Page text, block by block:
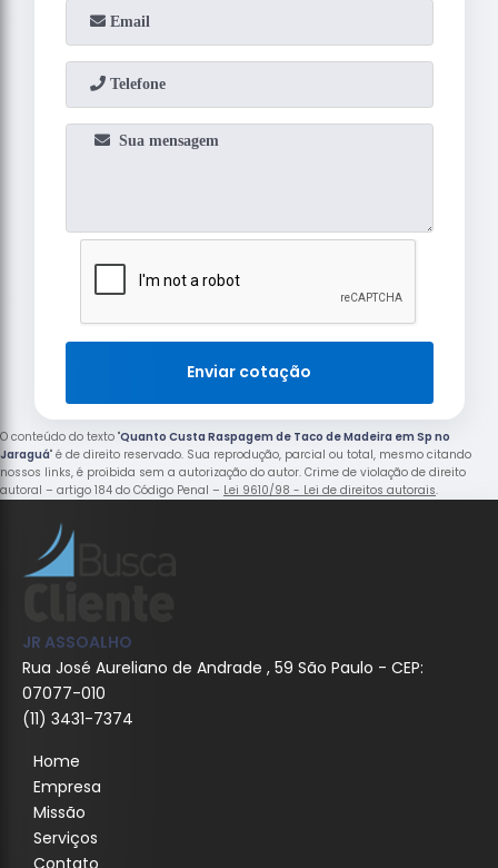
Enviar cotação
O conteúdo do texto "Quanto Custa Raspagem de Taco de Madeira em Sp no
Jaraguá" é de direito reservado. Sua reprodução, parcial ou total, mesmo citando
nossos links, é proibida sem a autorização do autor. Crime de violação de direito
autoral – artigo 184 do Código Penal – Lei 9610/98 - Lei de direitos autorais.
JR ASSOALHO
Rua José Aureliano de Andrade , 59 São Paulo - CEP:
07077-010
(11) 3431-7374
Home
Empresa
Missão
Serviços